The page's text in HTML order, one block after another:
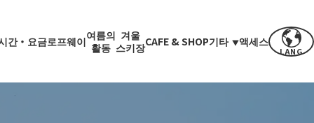
간・요금로프웨이여름의
활동
겨울
스키장CAFE & SHOP기타 액세스
LANG